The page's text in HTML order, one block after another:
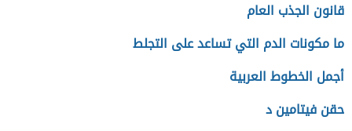
قانون الجذب العام
ما مكونات الدم التي تساعد على التجلط
أجمل الخطوط العربية
حقن فيتامين د